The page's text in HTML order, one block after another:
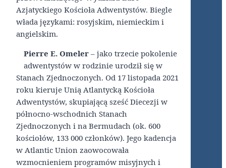
Azjatyckiego Kościoła Adwentystów. Biegle
włada językami: rosyjskim, niemieckim i
angielskim.
Pierre E. Omeler – jako trzecie pokolenie
adwentystów w rodzinie urodził się w
Stanach Zjednoczonych. Od 17 listopada 2021
roku kieruje Unią Atlantycką Kościoła
Adwentystów, skupiającą sześć Diecezji w
północno-wschodnich Stanach
Zjednoczonych i na Bermudach (ok. 600
kościołów, 133 000 członków). Jego kadencja
w Atlantic Union zaowocowała
wzmocnieniem programów misyjnych i